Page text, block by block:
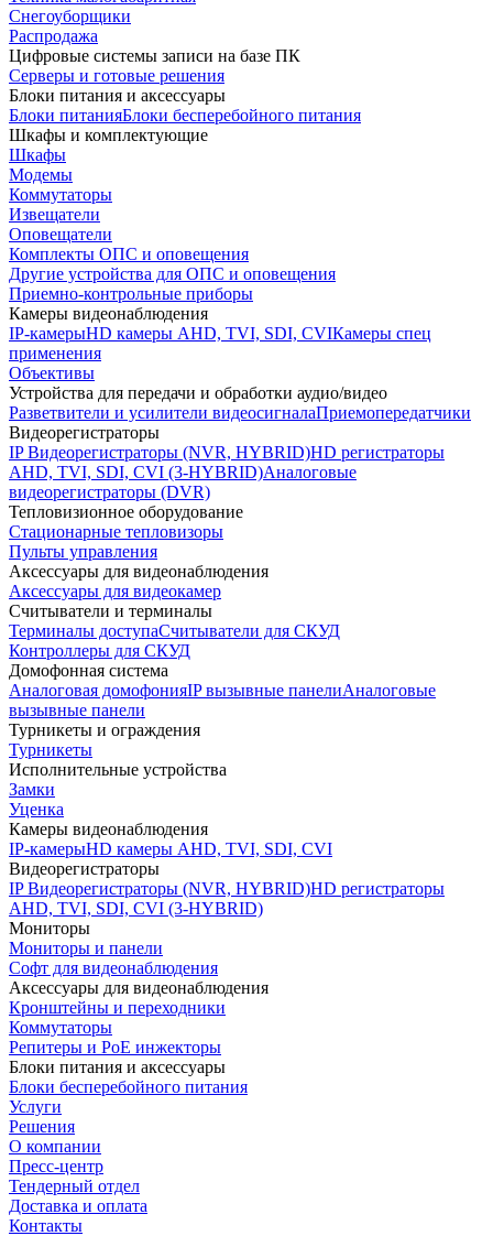
Снегоуборщики
Распродажа
Цифровые системы записи на базе ПК
Серверы и готовые решения
Блоки питания и аксессуары
Блоки питанияБлоки бесперебойного питания
Шкафы и комплектующие
Шкафы
Модемы
Коммутаторы
Извещатели
Оповещатели
Комплекты ОПС и оповещения
Другие устройства для ОПС и оповещения
Приемно-контрольные приборы
Камеры видеонаблюдения
IP-камерыHD камеры AHD, TVI, SDI, CVIКамеры спец
применения
Объективы
Устройства для передачи и обработки аудио/видео
Разветвители и усилители видеосигналаПриемопередатчики
Видеорегистраторы
IP Видеорегистраторы (NVR, HYBRID)HD регистраторы
AHD, TVI, SDI, CVI (3-HYBRID)Аналоговые
видеорегистраторы (DVR)
Тепловизионное оборудование
Стационарные тепловизоры
Пульты управления
Аксессуары для видеонаблюдения
Аксессуары для видеокамер
Считыватели и терминалы
Терминалы доступаСчитыватели для СКУД
Контроллеры для СКУД
Домофонная система
Аналоговая домофонияIP вызывные панелиАналоговые
вызывные панели
Турникеты и ограждения
Турникеты
Исполнительные устройства
Замки
Уценка
Камеры видеонаблюдения
IP-камерыHD камеры AHD, TVI, SDI, CVI
Видеорегистраторы
IP Видеорегистраторы (NVR, HYBRID)HD регистраторы
AHD, TVI, SDI, CVI (3-HYBRID)
Мониторы
Мониторы и панели
Софт для видеонаблюдения
Аксессуары для видеонаблюдения
Кронштейны и переходники
Коммутаторы
Репитеры и PoE инжекторы
Блоки питания и аксессуары
Блоки бесперебойного питания
Услуги
Решения
О компании
Пресс-центр
Тендерный отдел
Доставка и оплата
Контакты